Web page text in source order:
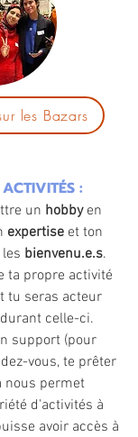
les Bazars
:
un hobby en
expertise et ton
bienvenu.e.s.
ta propre activité
tu seras acteur
celle-ci.
support (pour
vous, te prêter
nous permet
d'activités à
avoir accès à